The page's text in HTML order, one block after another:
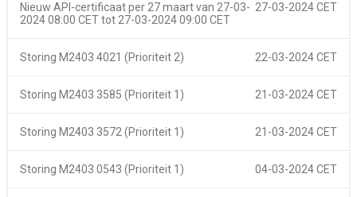
27-03-2024 CET
Nieuw API-certificaat per 27 maart van 27-03-
2024 08:00 CETtot 27-03-2024 09:00 CET
22-03-2024 CET
Storing M2403 4021 (Prioriteit 2)
21-03-2024 CET
Storing M2403 3585 (Prioriteit 1)
21-03-2024 CET
Storing M2403 3572 (Prioriteit 1)
04-03-2024 CET
Storing M2403 0543 (Prioriteit 1)